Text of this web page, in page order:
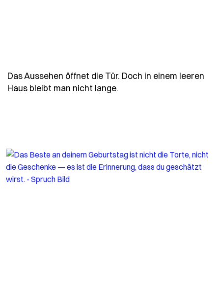
Das Aussehen öffnet die Tür. Doch in einem leeren
Haus bleibt man nicht lange.